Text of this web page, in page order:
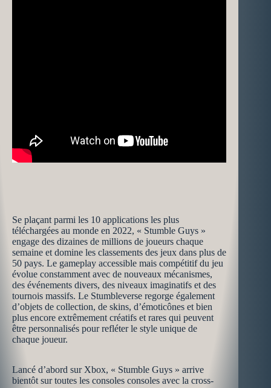
Se plaçant parmi les 10 applications les plus
téléchargées au monde en 2022, « Stumble Guys »
engage des dizaines de millions de joueurs chaque
semaine et domine les classements des jeux dans plus de
50 pays. Le gameplay accessible mais compétitif du jeu
évolue constamment avec de nouveaux mécanismes,
des événements divers, des niveaux imaginatifs et des
tournois massifs. Le Stumbleverse regorge également
d’objets de collection, de skins, d’émoticônes et bien
plus encore extrêmement créatifs et rares qui peuvent
être personnalisés pour refléter le style unique de
chaque joueur.
Lancé d’abord sur Xbox, « Stumble Guys » arrive
bientôt sur toutes les consoles consoles avec la cross-